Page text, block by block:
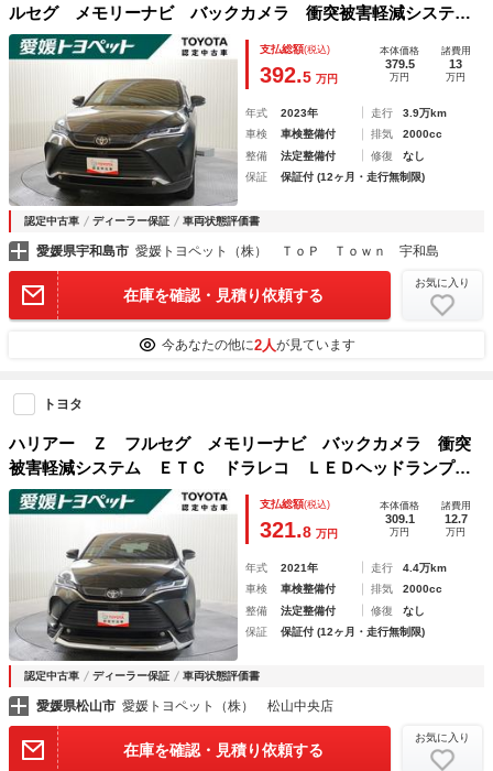
ルセグ メモリーナビ バックカメラ 衝突被害軽減システ
ム ＥＴＣ ドラレコ ＬＥＤヘッドランプ 記録簿
支払総額(税込)
392.5 万円
本体価格
379.5
万円
諸費用
13
万円
年式 2023年 走行
3.9万km
車検
車検整備付 排気
2000cc
整備
法定整備付 修復
なし
保証
保証付 (12ヶ月・走行無制限)
認定中古車 ディーラー保証 車両状態評価書
愛媛県宇和島市 愛媛トヨペット（株） ＴｏＰ Ｔｏｗｎ 宇和島
在庫を確認・見積り依頼する
お気に入り
今あなたの他に2人が見ています
トヨタ
ハリアー Ｚ フルセグ メモリーナビ バックカメラ 衝突
被害軽減システム ＥＴＣ ドラレコ ＬＥＤヘッドランプ
フルエアロ 記録簿
支払総額(税込)
321.8 万円
本体価格
309.1
万円
諸費用
12.7
万円
年式 2021年 走行
4.4万km
車検
車検整備付 排気
2000cc
整備
法定整備付 修復
なし
保証
保証付 (12ヶ月・走行無制限)
認定中古車 ディーラー保証 車両状態評価書
愛媛県松山市 愛媛トヨペット（株） 松山中央店
在庫を確認・見積り依頼する
お気に入り